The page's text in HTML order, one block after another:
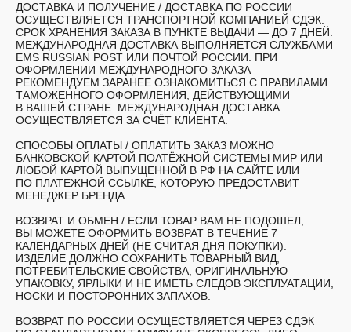
ДОСТАВКА И ПОЛУЧЕНИЕ / ДОСТАВКА ПО РОССИИ
ОСУЩЕСТВЛЯЕТСЯ ТРАНСПОРТНОЙ КОМПАНИЕЙ СДЭК.
СРОК ХРАНЕНИЯ ЗАКАЗА В ПУНКТЕ ВЫДАЧИ — ДО 7 ДНЕЙ.
МЕЖДУНАРОДНАЯ ДОСТАВКА ВЫПОЛНЯЕТСЯ СЛУЖБАМИ
EMS RUSSIAN POST ИЛИ ПОЧТОЙ РОССИИ. ПРИ
ОФОРМЛЕНИИ МЕЖДУНАРОДНОГО ЗАКАЗА
РЕКОМЕНДУЕМ ЗАРАНЕЕ ОЗНАКОМИТЬСЯ С ПРАВИЛАМИ
ТАМОЖЕННОГО ОФОРМЛЕНИЯ, ДЕЙСТВУЮЩИМИ
В ВАШЕЙ СТРАНЕ. МЕЖДУНАРОДНАЯ ДОСТАВКА
ОСУЩЕСТВЛЯЕТСЯ ЗА СЧЁТ КЛИЕНТА.
СПОСОБЫ ОПЛАТЫ / ОПЛАТИТЬ ЗАКАЗ МОЖНО
БАНКОВСКОЙ КАРТОЙ ПОАТЁЖНОЙ СИСТЕМЫ МИР ИЛИ
ЛЮБОЙ КАРТОЙ ВЫПУЩЕННОЙ В РФ НА САЙТЕ ИЛИ
ПО ПЛАТЕЖНОЙ ССЫЛКЕ, КОТОРУЮ ПРЕДОСТАВИТ
МЕНЕДЖЕР БРЕНДА.
ВОЗВРАТ И ОБМЕН / ЕСЛИ ТОВАР ВАМ НЕ ПОДОШЕЛ,
ВЫ МОЖЕТЕ ОФОРМИТЬ ВОЗВРАТ В ТЕЧЕНИЕ 7
КАЛЕНДАРНЫХ ДНЕЙ (НЕ СЧИТАЯ ДНЯ ПОКУПКИ).
ИЗДЕЛИЕ ДОЛЖНО СОХРАНИТЬ ТОВАРНЫЙ ВИД,
ПОТРЕБИТЕЛЬСКИЕ СВОЙСТВА, ОРИГИНАЛЬНУЮ
УПАКОВКУ, ЯРЛЫКИ И НЕ ИМЕТЬ СЛЕДОВ ЭКСПЛУАТАЦИИ,
НОСКИ И ПОСТОРОННИХ ЗАПАХОВ.
ВОЗВРАТ ПО РОССИИ ОСУЩЕСТВЛЯЕТСЯ ЧЕРЕЗ СДЭК